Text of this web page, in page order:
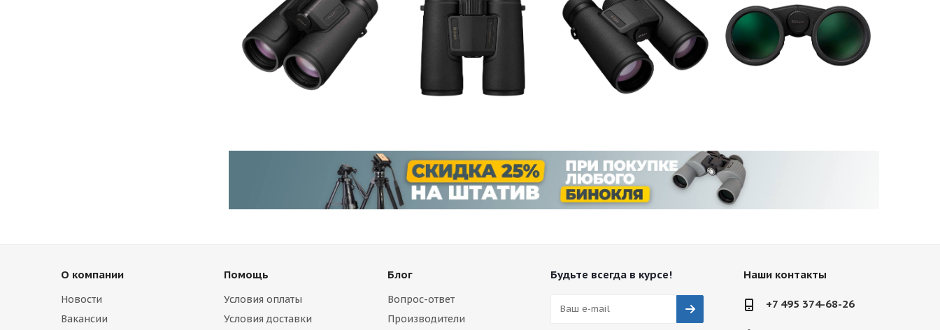
О компании
Новости
Вакансии
Помощь
Условия оплаты
Условия доставки
Блог
Вопрос-ответ
Производители
Будьте всегда в курсе! Наши контакты
+7 495 374-68-26